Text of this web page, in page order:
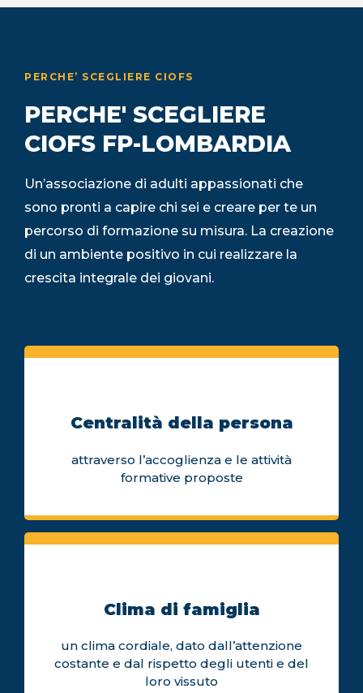
PERCHE’ SCEGLIERE CIOFS
PERCHE' SCEGLIERE
CIOFS FP-LOMBARDIA
Un’associazione di adulti appassionati che
sono pronti a capire chi sei e creare per te un
percorso di formazione su misura. La creazione
di un ambiente positivo in cui realizzare la
crescita integrale dei giovani.
Centralità della persona
attraverso l’accoglienza e le attività
formative proposte
Clima di famiglia
un clima cordiale, dato dall’attenzione
costante e dal rispetto degli utenti e del
loro vissuto